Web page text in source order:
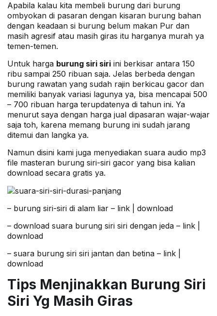
Apabila kalau kita membeli burung dari burung
ombyokan di pasaran dengan kisaran burung bahan
dengan keadaan si burung belum makan Pur dan
masih agresif atau masih giras itu harganya murah ya
temen-temen.
Untuk harga burung siri siri ini berkisar antara 150
ribu sampai 250 ribuan saja. Jelas berbeda dengan
burung rawatan yang sudah rajin berkicau gacor dan
memiliki banyak variasi lagunya ya, bisa mencapai 500
– 700 ribuan harga terupdatenya di tahun ini. Ya
menurut saya dengan harga jual dipasaran wajar-wajar
saja toh, karena memang burung ini sudah jarang
ditemui dan langka ya.
Namun disini kami juga menyediakan suara audio mp3
file masteran burung siri-siri gacor yang bisa kalian
download secara gratis ya.
– burung siri-siri di alam liar – link | download
– download suara burung siri siri dengan jeda – link |
download
– suara burung siri siri jantan dan betina – link |
download
Tips Menjinakkan Burung Siri
Siri Yg Masih Giras